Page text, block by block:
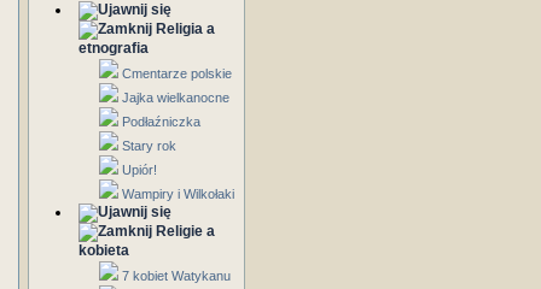
Religia a
etnografia
Cmentarze polskie
Jajka wielkanocne
Podłaźniczka
Stary rok
Upiór!
Wampiry i Wilkołaki
Religie a
kobieta
7 kobiet Watykanu